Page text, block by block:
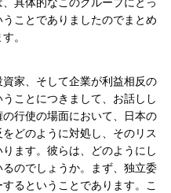
ことでありましたのでまとめ
。
家、そして企業が利益相反の
ことにつきまして、お話しし
行使の場面において、日本の
どのように対処し、そのリス
ます。彼らは、どのようにし
のでしょうか。まず、独立委
るということであります。こ